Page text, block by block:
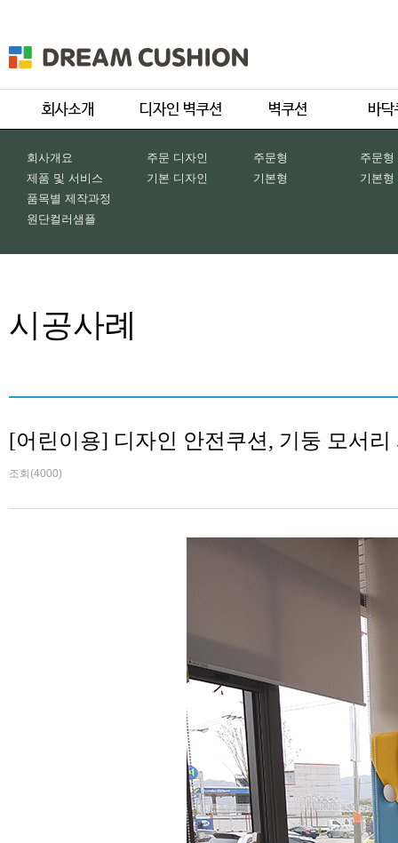
회사개요
제품 및 서비스
품목별 제작과정
원단컬러샘플
주문 디자인
기본 디자인
주문형
기본형
주문형
기본형
시공사례
[어린이용] 디자인 안전쿠션, 기둥 모서리
조회(4000)